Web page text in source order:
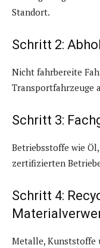
Standort.
Schritt 2:
Nicht fahrbereite
Transportfahrzeuge
Schritt 3:
Betriebsstoffe wie
zertifizierten
Schritt 4:
Metalle, Kunststoffe